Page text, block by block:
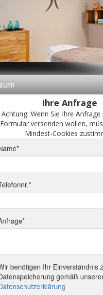
Ihre Anfrage
Achtung: Wenn Sie Ihre
Formular versenden wollen,
Mindest-Cookies